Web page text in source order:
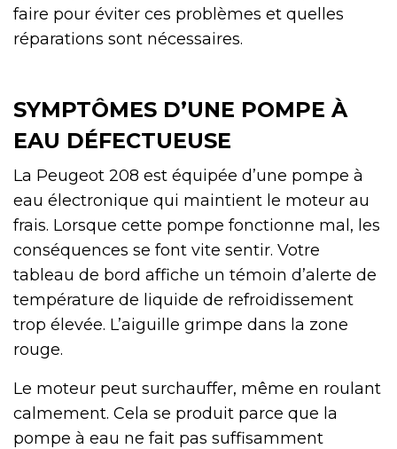
faire pour éviter ces problèmes et quelles
réparations sont nécessaires.
SYMPTÔMES D’UNE POMPE À
EAU DÉFECTUEUSE
La Peugeot 208 est équipée d’une pompe à
eau électronique qui maintient le moteur au
frais. Lorsque cette pompe fonctionne mal, les
conséquences se font vite sentir. Votre
tableau de bord affiche un témoin d’alerte de
température de liquide de refroidissement
trop élevée. L’aiguille grimpe dans la zone
rouge.
Le moteur peut surchauffer, même en roulant
calmement. Cela se produit parce que la
pompe à eau ne fait pas suffisamment